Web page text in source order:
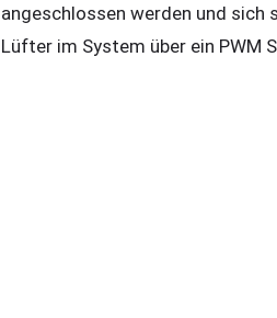
angeschlossen werden und sich
Lüfter im System über ein PWM